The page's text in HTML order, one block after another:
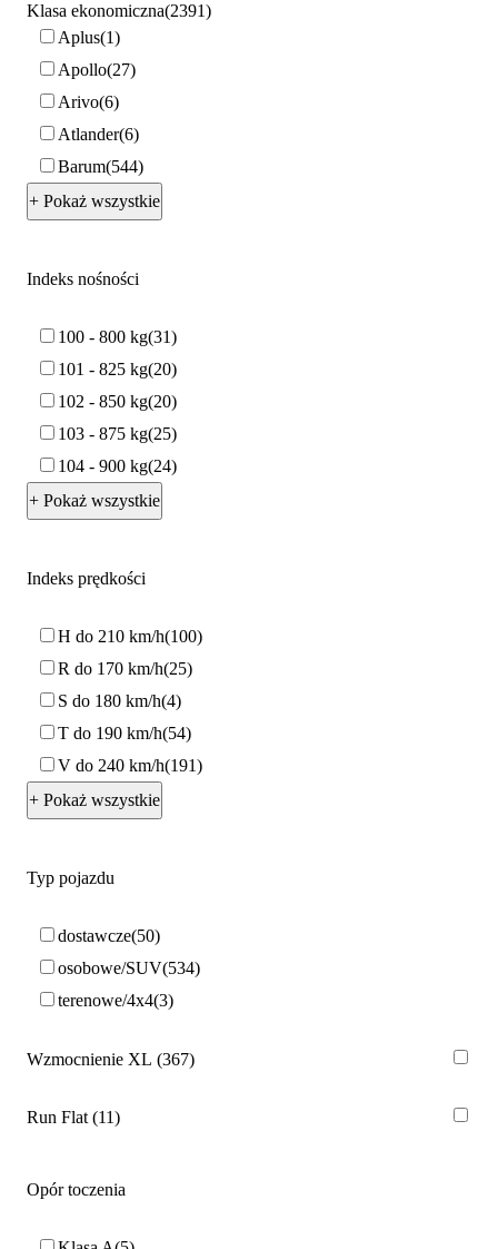
Klasa ekonomiczna 2391
Aplus 1
Apollo 27
Arivo 6
Atlander 6
Barum 544
+ Pokaż wszystkie
Indeks nośności
100 - 800 kg 31
101 - 825 kg 20
102 - 850 kg 20
103 - 875 kg 25
104 - 900 kg 24
+ Pokaż wszystkie
Indeks prędkości
H do 210 km/h 100
R do 170 km/h 25
S do 180 km/h 4
T do 190 km/h 54
V do 240 km/h 191
+ Pokaż wszystkie
Typ pojazdu
dostawcze 50
osobowe/SUV 534
terenowe/4x4 3
Wzmocnienie XL 367
Run Flat 11
Opór toczenia